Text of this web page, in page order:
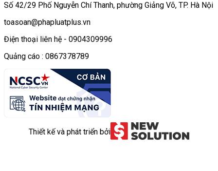
Số 42/29 Phố Nguyễn Chí Thanh, phường Giảng Võ, TP. Hà Nội
toasoan@phapluatplus.vn
Điện thoại liên hệ - 0904309996
Quảng cáo : 0867378789
Thiết kế và phát triển bởi